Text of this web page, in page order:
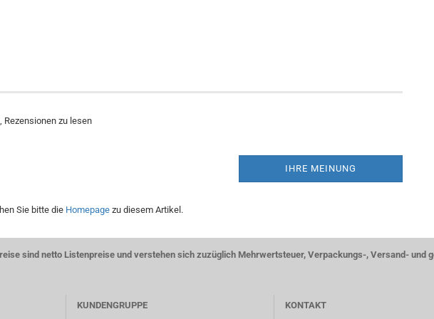
Rezensionen zu lesen
IHRE MEINUNG
Sie bitte die Homepage zu diesem Artikel.
sind netto Listenpreise und verstehen sich zuzüglich Mehrwertsteuer, Verpackungs-, Versand- und
KUNDENGRUPPE KONTAKT